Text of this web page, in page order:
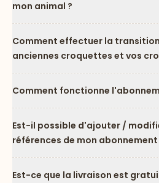
mon animal ?
Comment effectuer la
anciennes croquettes et vos
Comment fonctionne
Est-il possible d'ajouter /
références de mon abonnement
Est-ce que la livraison est